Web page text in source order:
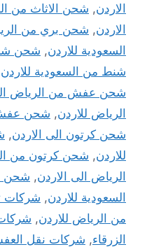
الاردن, شحن الاثاث من
الاردن, شحن بري من
السعودية للاردن, شحن
شنط من السعودية للاردن
شحن عفش من الرياض
الرياض للاردن, شحن عفش
شحن كرتون الى الاردن,
للاردن, شحن كرتون من
الرياض الى الاردن, شحن
السعودية للاردن, شركات
من الرياض للاردن,
الزرقاء, شركات نقل